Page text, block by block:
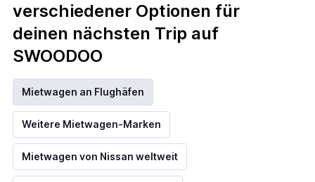
verschiedener Optionen für
deinen nächsten Trip auf
SWOODOO
Mietwagen an Flughäfen
Weitere Mietwagen-Marken
Mietwagen von Nissan weltweit